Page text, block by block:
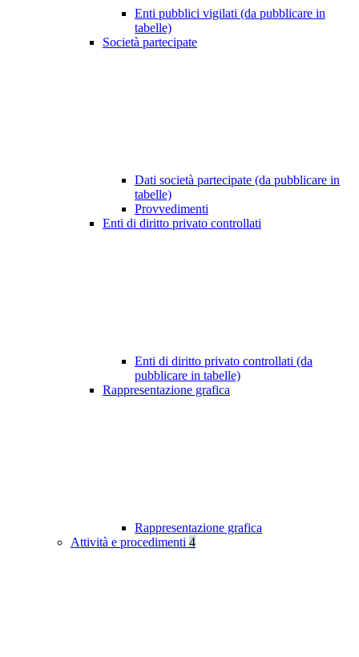
Enti pubblici vigilati (da pubblicare in
tabelle)
Società partecipate
Dati società partecipate (da pubblicare in
tabelle)
Provvedimenti
Enti di diritto privato controllati
Enti di diritto privato controllati (da
pubblicare in tabelle)
Rappresentazione grafica
Rappresentazione grafica
Attività e procedimenti 4